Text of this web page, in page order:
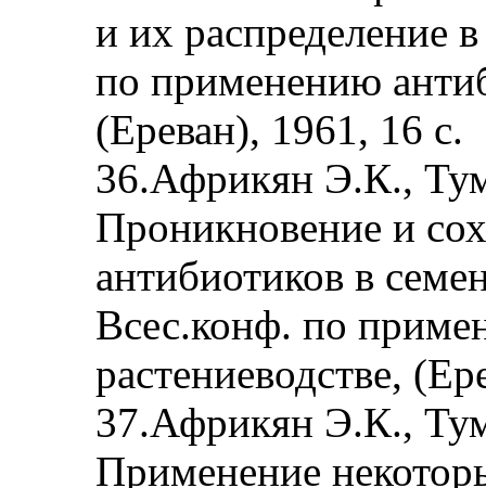
и их распределение
по применению
(Ереван), 1961, 16 с.
36.Африкян Э.К.,
Проникновение и
антибиотиков в
Всес.конф. по
растениеводстве,
37.Африкян Э.К.,
Применение